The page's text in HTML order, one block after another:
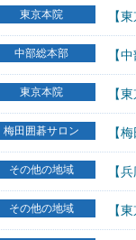
東京本院 【
中部総本部 【
東京本院 【
梅田囲碁サロン 【
その他の地域 【
その他の地域 【